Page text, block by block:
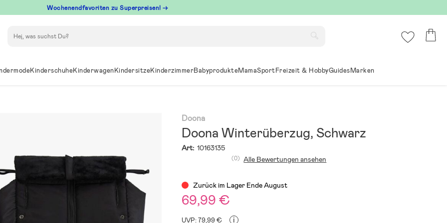
Wochenendfavoriten zu Superpreisen! →
KinderschuheKinderwagenKindersitzeKinderzimmerBabyprodukteMamaSportFreizeit & HobbyGuidesMarken
Doona
Doona Winterüberzug, Schwarz
Art: 10163135
(0) Alle Bewertungen ansehen
Zurück im Lager Ende August
69,99 €
UVP: 79,99 € i